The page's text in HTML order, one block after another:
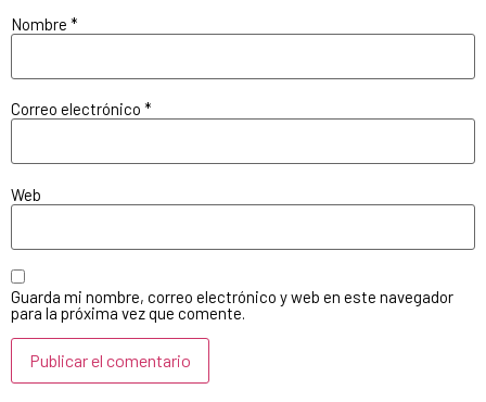
Nombre *
Correo electrónico *
Web
Guarda mi nombre, correo electrónico y web en este navegador
para la próxima vez que comente.